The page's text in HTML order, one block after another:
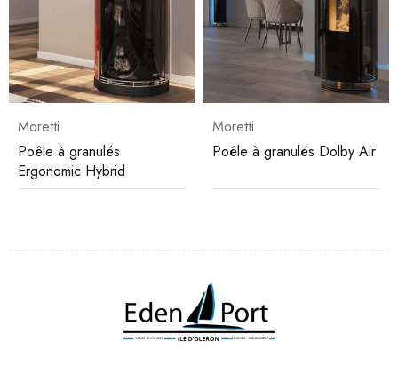
Moretti
Poêle à granulés
Ergonomic Hybrid
Moretti
Poêle à granulés Dolby Air